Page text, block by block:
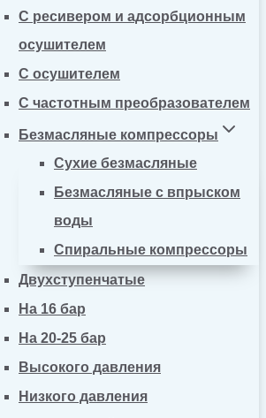
С ресивером и адсорбционным
осушителем
С осушителем
С частотным преобразователем
Безмасляные компрессоры
Сухие безмасляные
Безмасляные с впрыском
воды
Спиральные компрессоры
Двухступенчатые
На 16 бар
На 20-25 бар
Высокого давления
Низкого давления